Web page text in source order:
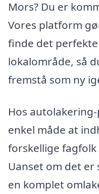
Mors? Du er
Vores platform
finde det
lokalområde, så
fremstå som ny
Hos
enkel måde at
forskellige
Uanset om det
en komplet